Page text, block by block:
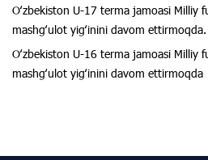
Oʻzbekiston U-17 terma jamoasi Milliy
mashgʻulot yigʻinini davom ettirmoqda.
Oʻzbekiston U-16 terma jamoasi Milliy
mashgʻulot yigʻinini davom ettirmoqda